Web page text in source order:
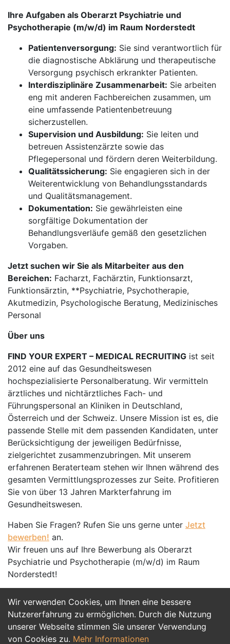
Wir verwenden Cookies, um Ihnen eine bessere
Nutzererfahrung zu ermöglichen. Durch die Nutzung
unserer Webseite stimmen Sie unserer Verwendung
von Cookies zu. Mehr Informationen
Ihre Aufgaben als Oberarzt Psychiatrie und
Psychotherapie (m/w/d) im Raum Norderstedt
Patientenversorgung: Sie sind verantwortlich für
die diagnostische Abklärung und therapeutische
Versorgung psychisch erkrankter Patienten.
Interdisziplinäre Zusammenarbeit: Sie arbeiten
eng mit anderen Fachbereichen zusammen, um
eine umfassende Patientenbetreuung
sicherzustellen.
Supervision und Ausbildung: Sie leiten und
betreuen Assistenzärzte sowie das
Pflegepersonal und fördern deren Weiterbildung.
Qualitätssicherung: Sie engagieren sich in der
Weiterentwicklung von Behandlungsstandards
und Qualitätsmanagement.
Dokumentation: Sie gewährleisten eine
sorgfältige Dokumentation der
Behandlungsverläufe gemäß den gesetzlichen
Vorgaben.
Jetzt suchen wir Sie als Mitarbeiter aus den
Bereichen: Facharzt, Fachärztin, Funktionsarzt,
Funktionsärztin, **Psychiatrie, Psychotherapie,
Akutmedizin, Psychologische Beratung, Medizinisches
Personal
Über uns
FIND YOUR EXPERT – MEDICAL RECRUITING ist seit
2012 eine auf das Gesundheitswesen
hochspezialisierte Personalberatung. Wir vermitteln
ärztliches und nichtärztliches Fach- und
Führungspersonal an Kliniken in Deutschland,
Österreich und der Schweiz. Unsere Mission ist es, die
passende Stelle mit dem passenden Kandidaten, unter
Berücksichtigung der jeweiligen Bedürfnisse,
zielgerichtet zusammenzubringen. Mit unserem
erfahrenen Beraterteam stehen wir Ihnen während des
gesamten Vermittlungsprozesses zur Seite. Profitieren
Sie von über 13 Jahren Markterfahrung im
Gesundheitswesen.
Haben Sie Fragen? Rufen Sie uns gerne unter Jetzt
bewerben! an.
Wir freuen uns auf Ihre Bewerbung als Oberarzt
Psychiatrie und Psychotherapie (m/w/d) im Raum
Norderstedt!
Jetzt Bewerben